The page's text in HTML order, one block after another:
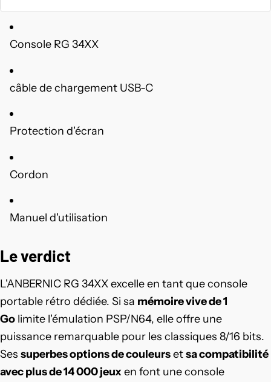
Console RG 34XX
câble de chargement USB-C
Protection d'écran
Cordon
Manuel d'utilisation
Le verdict
L'ANBERNIC RG 34XX excelle en tant que console
portable rétro dédiée. Si sa mémoire vive de 1
Go limite l'émulation PSP/N64, elle offre une
puissance remarquable pour les classiques 8/16 bits.
Ses superbes options de couleursetsa compatibilité
avec plus de 14 000 jeuxen font une console